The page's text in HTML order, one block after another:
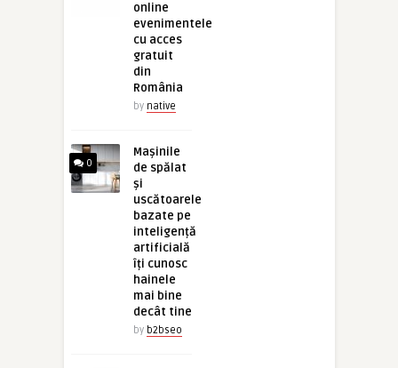
online
evenimentele
cu acces
gratuit
din
România
by native
0
Mașinile
de spălat
și
uscătoarele
bazate pe
inteligență
artificială
îți cunosc
hainele
mai bine
decât tine
by b2bseo